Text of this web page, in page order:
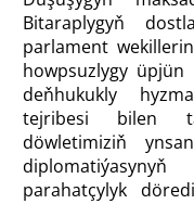
Bitaraplygyň
parlament
howpsuzlygy
deňhukukly
tejribesi bilen
döwletimiziň
parahatçylyk